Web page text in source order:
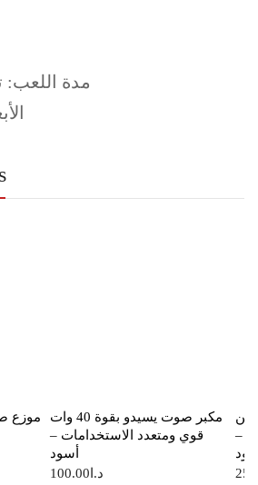
مدة اللعب: تصل
موزع
مكبر صوت يسيدو بقوة 40 وات
قوي ومتعدد الاستخدامات –
أسود
د.ا 100.00
15 وات من
–